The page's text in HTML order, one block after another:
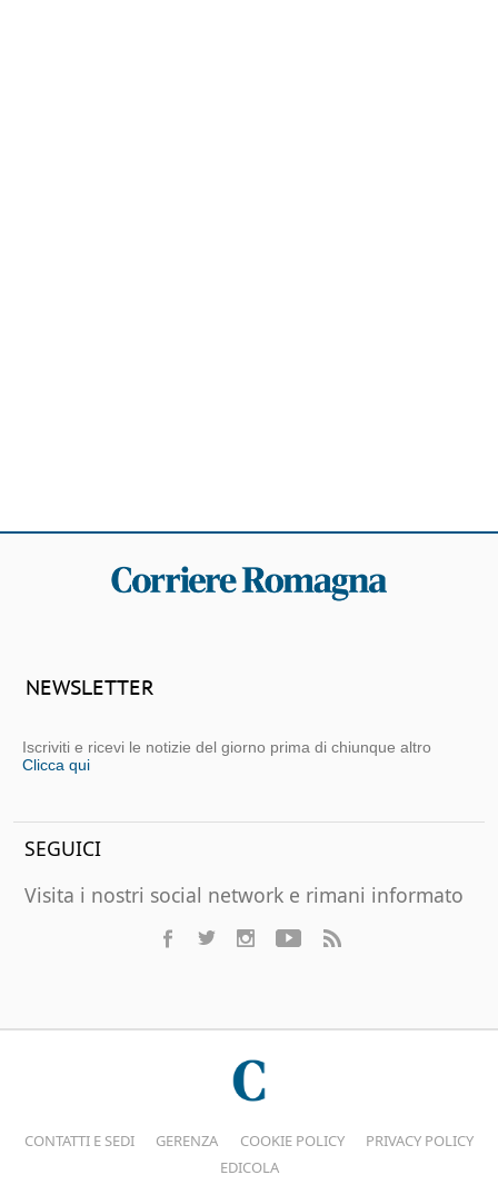
NEWSLETTER
Iscriviti e ricevi le notizie del giorno prima di chiunque altro
Clicca qui
SEGUICI
Visita i nostri social network e rimani informato
CONTATTI E SEDI GERENZA COOKIE POLICY
PRIVACY POLICY
EDICOLA